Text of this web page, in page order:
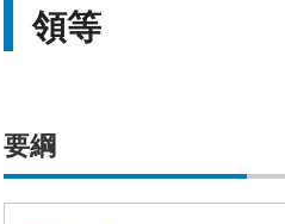
領等
要綱